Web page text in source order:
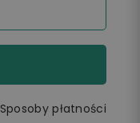
Sposoby płatności